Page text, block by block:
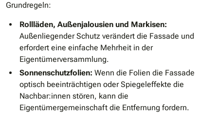
Grundregeln:
Rollläden, Außenjalousien und Markisen:
Außenliegender Schutz verändert die Fassade und
erfordert eine einfache Mehrheit in der
Eigentümerversammlung.
Sonnenschutzfolien: Wenn die Folien die Fassade
optisch beeinträchtigen oder Spiegeleffekte die
Nachbar:innen stören, kann die
Eigentümergemeinschaft die Entfernung fordern.